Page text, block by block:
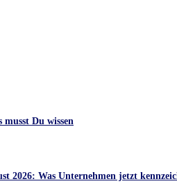
Du wissen
2026: Was Unternehmen jetzt